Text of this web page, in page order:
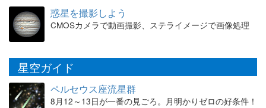
惑星を撮影しよう
CMOSカメラで動画撮影、ステライメージで画像処理
星空ガイド
ペルセウス座流星群
8月12～13日が一番の見ごろ。月明かりゼロの好条件！